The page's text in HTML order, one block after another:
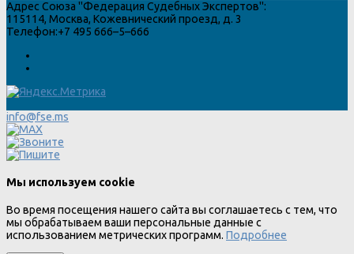
Адрес Союза "Федерация Судебных Экспертов":
115114, Москва, Кожевнический проезд, д. 3
Телефон:+7 495 666–5–666
info@fse.ms
Мы используем cookie
Во время посещения нашего сайта вы соглашаетесь с тем, что
мы обрабатываем ваши персональные данные с
использованием метрических программ. Подробнее